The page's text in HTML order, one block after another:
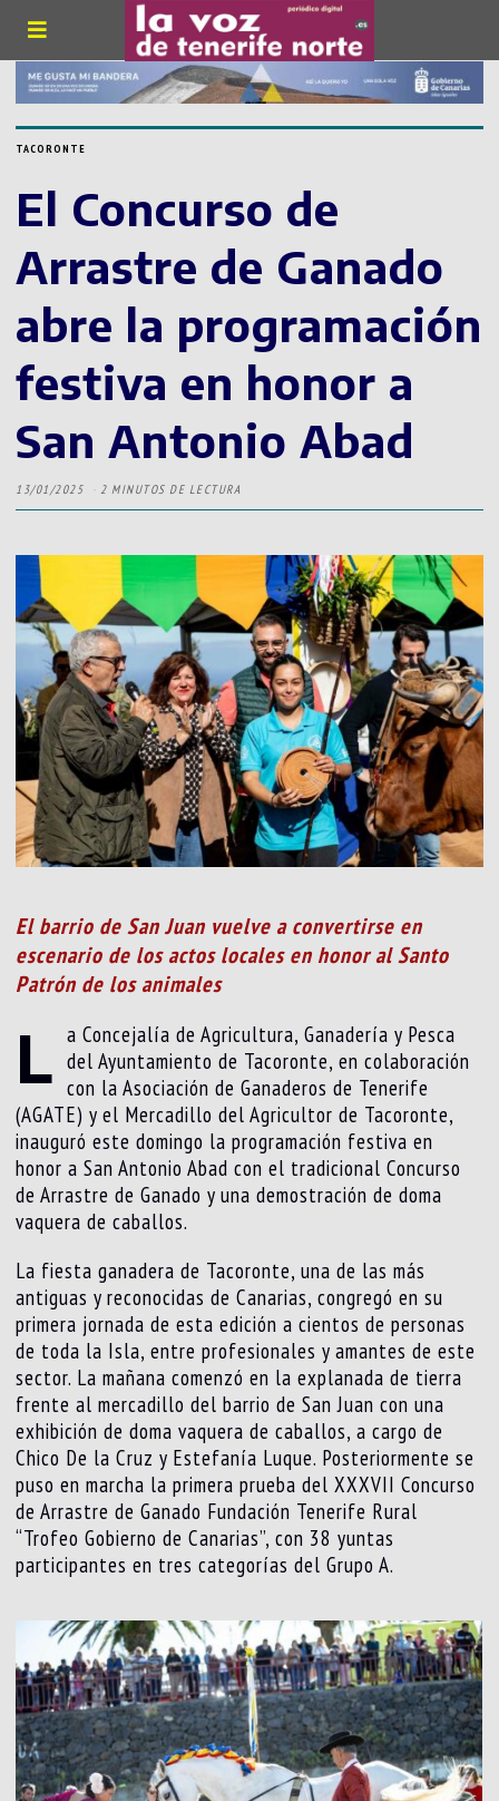
TACORONTE
El Concurso de
Arrastre de Ganado
abre la programación
festiva en honor a
San Antonio Abad
13/01/2025 2 MINUTOS DE LECTURA
El barrio de San Juan vuelve a convertirse en
escenario de los actos locales en honor al Santo
Patrón de los animales
L a Concejalía de Agricultura, Ganadería y Pesca
del Ayuntamiento de Tacoronte, en colaboración
con la Asociación de Ganaderos de Tenerife
(AGATE) y el Mercadillo del Agricultor de Tacoronte,
inauguró este domingo la programación festiva en
honor a San Antonio Abad con el tradicional Concurso
de Arrastre de Ganado y una demostración de doma
vaquera de caballos.
La fiesta ganadera de Tacoronte, una de las más
antiguas y reconocidas de Canarias, congregó en su
primera jornada de esta edición a cientos de personas
de toda la Isla, entre profesionales y amantes de este
sector. La mañana comenzó en la explanada de tierra
frente al mercadillo del barrio de San Juan con una
exhibición de doma vaquera de caballos, a cargo de
Chico De la Cruz y Estefanía Luque. Posteriormente se
puso en marcha la primera prueba del XXXVII Concurso
de Arrastre de Ganado Fundación Tenerife Rural
“Trofeo Gobierno de Canarias”, con 38 yuntas
participantes en tres categorías del Grupo A.